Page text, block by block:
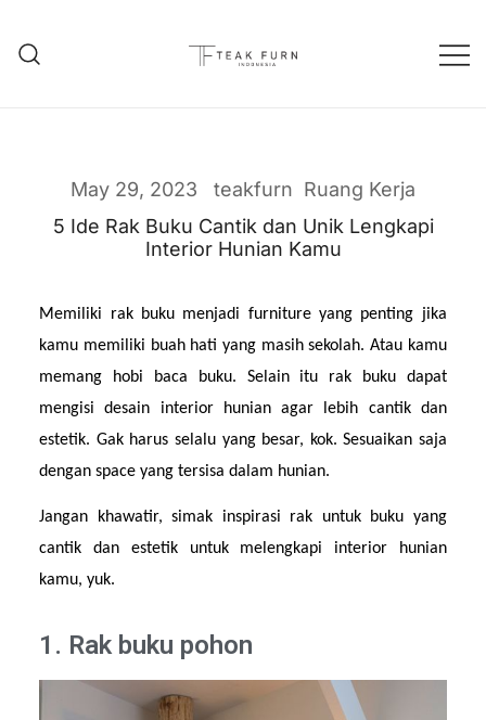
May 29, 2023 teakfurn Ruang Kerja
5 Ide Rak Buku Cantik dan Unik Lengkapi
Interior Hunian Kamu
Memiliki rak buku menjadi furniture yang penting jika
kamu memiliki buah hati yang masih sekolah. Atau kamu
memang hobi baca buku. Selain itu rak buku dapat
mengisi desain interior hunian agar lebih cantik dan
estetik. Gak harus selalu yang besar, kok. Sesuaikan saja
dengan space yang tersisa dalam hunian.
Jangan khawatir, simak inspirasi rak untuk buku yang
cantik dan estetik untuk melengkapi interior hunian
kamu, yuk.
1. Rak buku pohon